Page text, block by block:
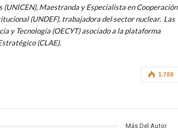
Maestranda y Especialista en Cooperación
(UNDEF), trabajadora del sector nuclear. Las
y Tecnología (OECYT) asociado a la plataforma
(CLAE).
1.789
Más Del Autor